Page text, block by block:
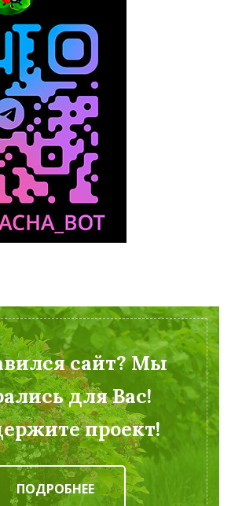
сайт? Мы
для Вас!
проект!
ПОДРОБНЕЕ